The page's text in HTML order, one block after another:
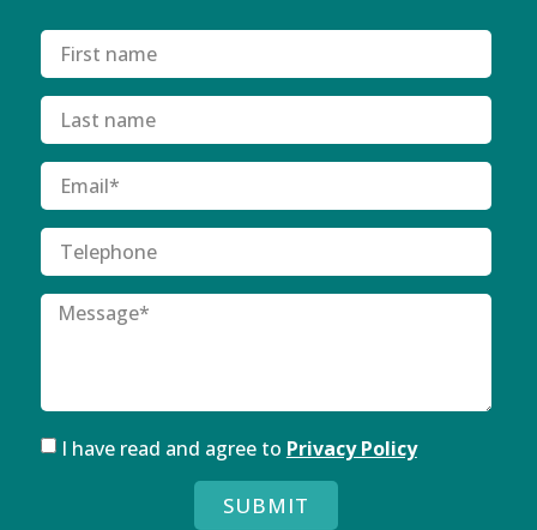
I have read and agree to Privacy Policy
SUBMIT